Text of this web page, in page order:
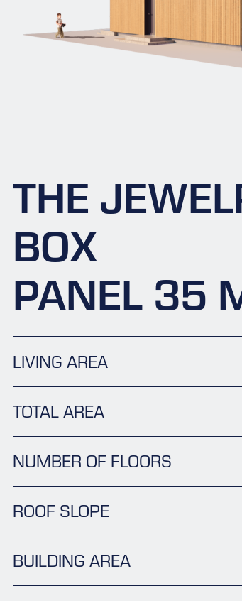
THE
BOX
PANEL 35
LIVING AREA
TOTAL AREA
NUMBER OF FLOORS
ROOF SLOPE
BUILDING AREA